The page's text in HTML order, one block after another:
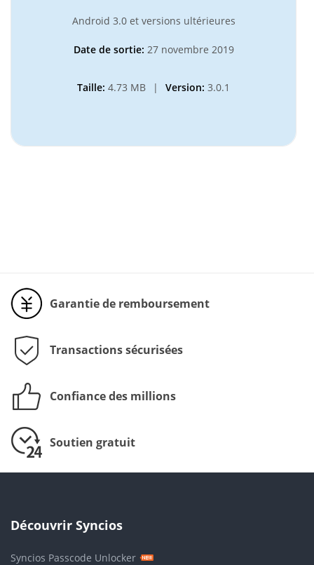
Android 3.0 et versions ultérieures
Date de sortie: 27 novembre 2019
Taille: 4.73 MB | Version: 3.0.1
Garantie de remboursement
Transactions sécurisées
Confiance des millions
Soutien gratuit
Découvrir Syncios
Syncios Passcode Unlocker